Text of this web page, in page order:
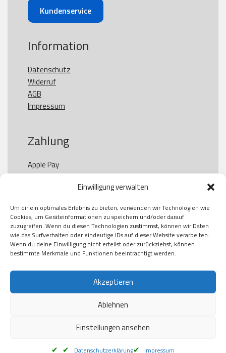
Einwilligung verwalten
Um dir ein optimales Erlebnis zu bieten, verwenden wir Technologien wie
Cookies, um Geräteinformationen zu speichern und/oder darauf
zuzugreifen. Wenn du diesen Technologien zustimmst, können wir Daten
wie das Surfverhalten oder eindeutige IDs auf dieser Website verarbeiten.
Wenn du deine Einwilligung nicht erteilst oder zurückziehst, können
bestimmte Merkmale und Funktionen beeinträchtigt werden.
Akzeptieren
Ablehnen
Einstellungen ansehen
Datenschutzerklärung Impressum
Kundenservice
Information
Datenschutz
Widerruf
AGB
Impressum
Zahlung
Apple Pay
Paypal
Kauf auf Rechung
Klarna
American Express